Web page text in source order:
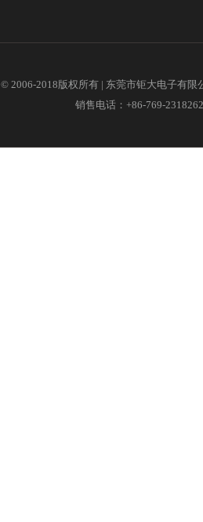
© 2006-2018版权所有 | 东莞市钜大电子有
销售电话：+86-769-